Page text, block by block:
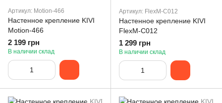
Артикул: Motion-466
Настенное крепление KIVI
Motion-466
2 199 грн
В наличии склад
Артикул: FlexM-C012
Настенное крепление KIVI
FlexM-C012
1 299 грн
В наличии склад